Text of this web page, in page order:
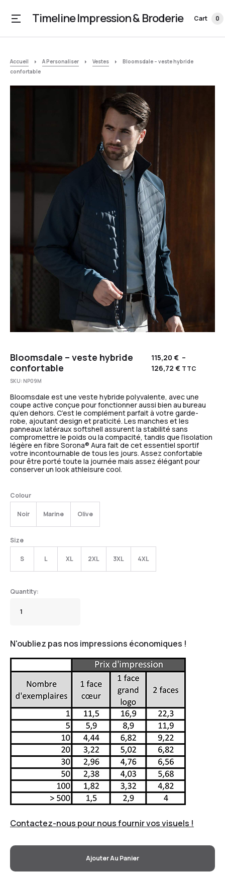
Timeline Impression & Broderie Cart 0
Accueil A Personaliser Vestes
Bloomsdale – veste hybride
confortable
Bloomsdale – veste hybride
confortable
115,20€ –
126,72€ TTC
SKU: NP09M
Bloomsdale est une veste hybride polyvalente, avec une
coupe active conçue pour fonctionner aussi bien au bureau
qu’en dehors. C’est le complément parfait à votre garde-
robe, ajoutant design et praticité. Les manches et les
panneaux latéraux softshell assurent la stabilité sans
compromettre le poids ou la compacité, tandis que l’isolation
légère en fibre Sorona® Aura fait de cet essentiel sportif
votre incontournable de tous les jours. Assez confortable
pour être porté toute la journée mais assez élégant pour
conserver un look athleisure cool.
Colour
Noir Marine Olive
Size
S L XL 2XL 3XL 4XL
N'oubliez pas nos impressions économiques !
Contactez-nous pour nous fournir vos visuels !
Ajouter Au Panier